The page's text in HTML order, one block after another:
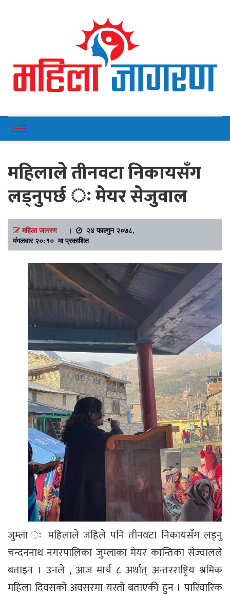
Mahilajagaran
महिलाले तीनवटा निकायसँग
लड्नुपर्छ ः मेयर सेजुवाल
महिला जागरण।
२४ फाल्गुन २०७८,
मंगलवार २०:१० मा प्रकाशित
जुम्ला ः महिलाले जहिले पनि तीनवटा निकायसँग लड्नु
चन्दननाथ नगरपालिका जुम्लाका मेयर कान्तिका सेज्वालले
बताइन । उनले , आज मार्च ८ अर्थात् अन्तरराष्ट्रिय श्रमिक
महिला दिवसको अवसरमा यस्तो बताएकी हुन । पारिवारिक